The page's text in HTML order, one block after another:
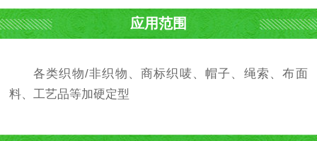
应用范围
各类织物/非织物、商标织唛、帽子、绳索、布面
料、工艺品等加硬定型